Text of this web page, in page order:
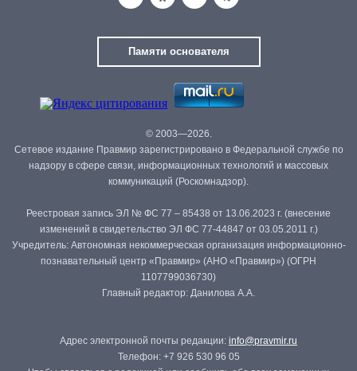
Памяти основателя
© 2003—2026.
Сетевое издание Правмир зарегистрировано в Федеральной службе по
надзору в сфере связи, информационных технологий и массовых
коммуникаций (Роскомнадзор).
Реестровая запись ЭЛ № ФС 77 – 85438 от 13.06.2023 г. (внесение
изменений в свидетельство ЭЛ ФС 77-44847 от 03.05.2011 г.)
Учредитель: Автономная некоммерческая организация информационно-
познавательный центр «Правмир» (АНО «Правмир») (ОГРН
1107799036730)
Главный редактор: Данилова А.А.
Адрес электронной почты редакции: info@pravmir.ru
Телефон: +7 926 530 96 05